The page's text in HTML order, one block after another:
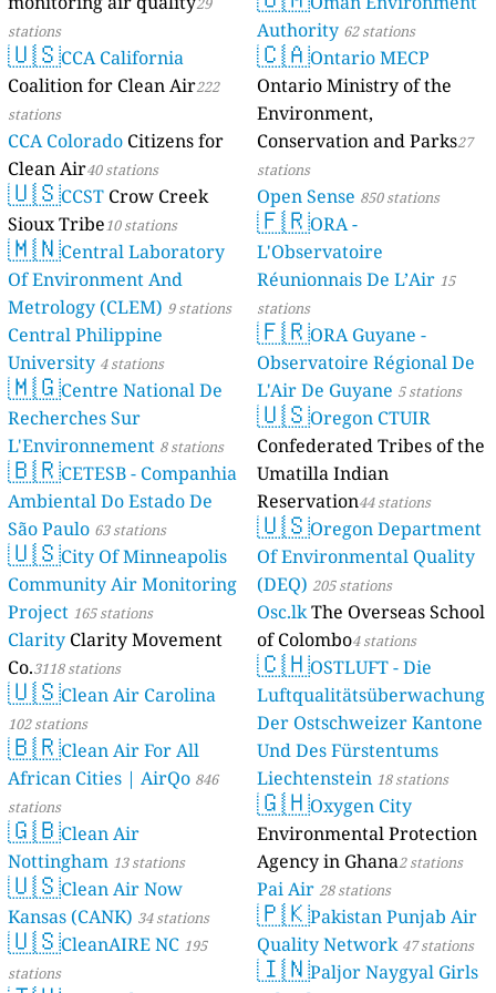
stations
🇺🇸CCA California
Coalition for Clean Air222
stations
CCA Colorado Citizens for
Clean Air40 stations
🇺🇸CCST Crow Creek
Sioux Tribe10 stations
🇲🇳Central Laboratory
Of Environment And
Metrology (CLEM) 9 stations
Central Philippine
University 4 stations
🇲🇬Centre National De
Recherches Sur
L'Environnement 8 stations
🇧🇷CETESB - Companhia
Ambiental Do Estado De
São Paulo 63 stations
🇺🇸City Of Minneapolis
Community Air Monitoring
Project 165 stations
Clarity Clarity Movement
Co.3118 stations
🇺🇸Clean Air Carolina
102 stations
🇧🇷Clean Air For All
African Cities | AirQo 846
stations
🇬🇧Clean Air
Nottingham 13 stations
🇺🇸Clean Air Now
Kansas (CANK) 34 stations
🇺🇸CleanAIRE NC 195
stations
Authority 62 stations
🇨🇦Ontario MECP
Ontario Ministry of the
Environment,
Conservation and Parks27
stations
Open Sense 850 stations
🇫🇷ORA -
L'Observatoire
Réunionnais De L’Air 15
stations
🇫🇷ORA Guyane -
Observatoire Régional De
L'Air De Guyane 5 stations
🇺🇸Oregon CTUIR
Confederated Tribes of the
Umatilla Indian
Reservation44 stations
🇺🇸Oregon Department
Of Environmental Quality
(DEQ) 205 stations
Osc.lkThe Overseas School
of Colombo4 stations
🇨🇭OSTLUFT - Die
Luftqualitätsüberwachung
Der Ostschweizer Kantone
Und Des Fürstentums
Liechtenstein 18 stations
🇬🇭Oxygen City
Environmental Protection
Agency in Ghana2 stations
Pai Air 28 stations
🇵🇰Pakistan Punjab Air
Quality Network 47 stations
🇮🇳Paljor Naygyal Girls